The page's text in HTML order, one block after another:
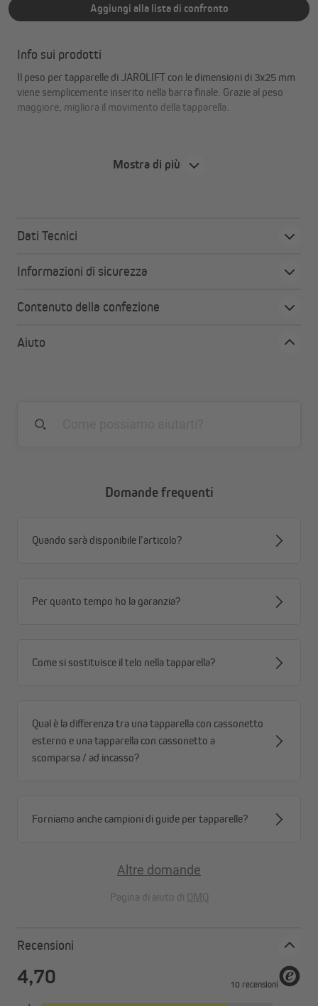
Aggiungi alla lista di confronto
Info sui prodotti
Il peso per tapparelle di JAROLIFT con le dimensioni di 3x25 mm
viene semplicemente inserito nella barra finale. Grazie al peso
maggiore, migliora il movimento della tapparella.
Mostra di più
Dati Tecnici
Informazioni di sicurezza
Contenuto della confezione
Aiuto
Domande frequenti
Quando sarà disponibile l’articolo?
Per quanto tempo ho la garanzia?
Come si sostituisce il telo nella tapparella?
Qual è la differenza tra una tapparella con cassonetto
esterno e una tapparella con cassonetto a
scomparsa / ad incasso?
Forniamo anche campioni di guide per tapparelle?
Altre domande
Pagina di aiuto di OMQ
Recensioni